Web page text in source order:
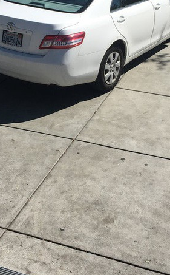
hộ này chỉ làm hỏng một thùng rác
Fred cho biết anh đã sử dụng bản đồ
Fred cũng cho rằng, Safeway cần phải